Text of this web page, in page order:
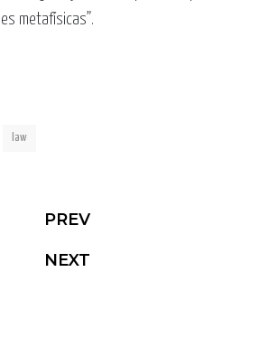
metafísicas”.
law
PREV
NEXT